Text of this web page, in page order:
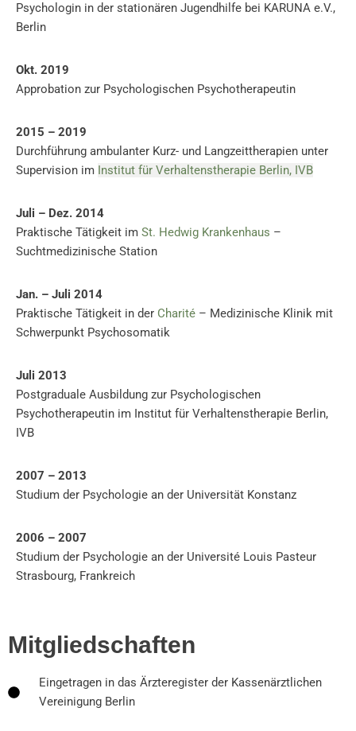
Psychologin in der stationären Jugendhilfe bei KARUNA e.V.,
Berlin
Okt. 2019
Approbation zur Psychologischen Psychotherapeutin
2015 – 2019
Durchführung ambulanter Kurz- und Langzeittherapien unter
Supervision im Institut für Verhaltenstherapie Berlin, IVB
Juli – Dez. 2014
Praktische Tätigkeit im St. Hedwig Krankenhaus –
Suchtmedizinische Station
Jan. – Juli 2014
Praktische Tätigkeit in der Charité – Medizinische Klinik mit
Schwerpunkt Psychosomatik
Juli 2013
Postgraduale Ausbildung zur Psychologischen
Psychotherapeutin im Institut für Verhaltenstherapie Berlin,
IVB
2007 – 2013
Studium der Psychologie an der Universität Konstanz
2006 – 2007
Studium der Psychologie an der Université Louis Pasteur
Strasbourg, Frankreich
Mitgliedschaften
Eingetragen in das Ärzteregister der Kassenärztlichen
Vereinigung Berlin